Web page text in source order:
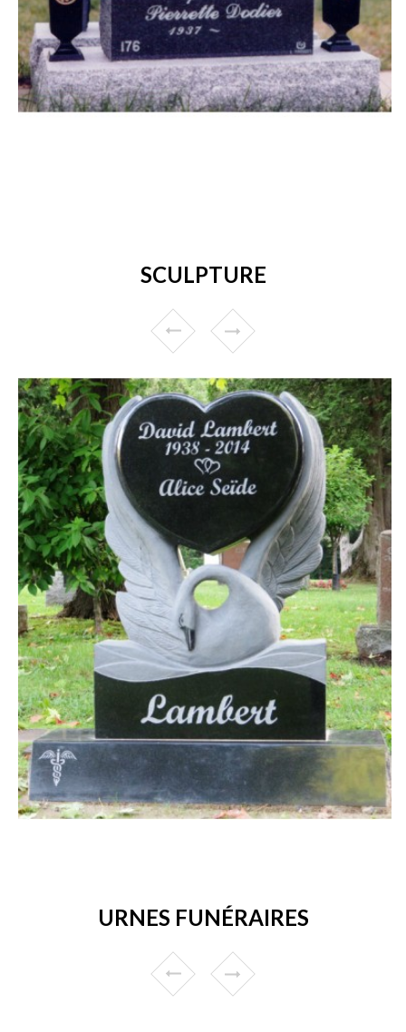
SCULPTURE
URNES FUNÉRAIRES